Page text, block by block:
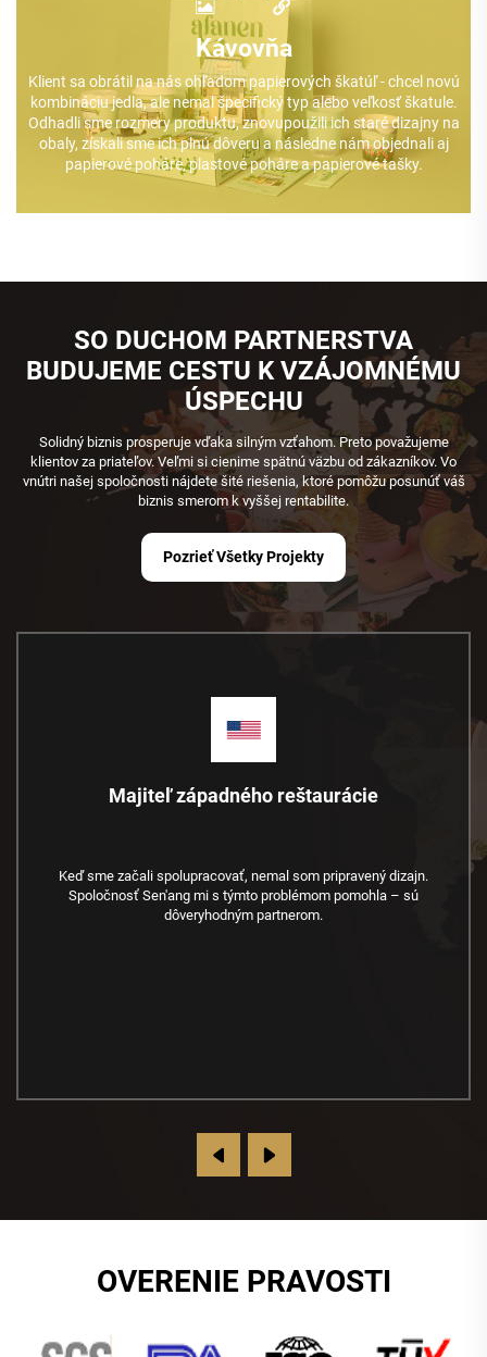
Kávovňa
Klient sa obrátil na nás ohľadom papierových škatúľ - chcel novú
kombináciu jedla, ale nemal špecifický typ alebo veľkosť škatule.
Odhadli sme rozmery produktu, znovupoužili ich staré dizajny na
obaly, získali sme ich plnú dôveru a následne nám objednali aj
papierové poháre, plastové poháre a papierové tašky.
SO DUCHOM PARTNERSTVA
BUDUJEME CESTU K VZÁJOMNÉMU
ÚSPECHU
Solidný biznis prosperuje vďaka silným vzťahom. Preto považujeme
klientov za priateľov. Veľmi si cienime spätnú väzbu od zákazníkov. Vo
vnútri našej spoločnosti nájdete šité riešenia, ktoré pomôžu posunúť váš
biznis smerom k vyššej rentabilite.
Pozrieť Všetky Projekty
한국식당 매니저
우리는 원래 사용하던 플라스틱 식기 대신 종이 식기를 사용하고
있습니다. 종이 식기는 단단하고 누출되지 않으며, 고객들은 친환
경 제품을 좋아하기 때문에 이러한 선택은 인체와 환경 모두에 안
OVERENIE PRAVOSTI